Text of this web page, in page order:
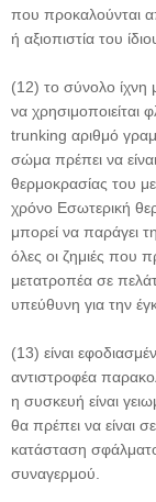
που προκαλούνται
ή αξιοπιστία του
(12) το σύνολο ίχνη
να χρησιμοποιείται
trunking αριθμό
σώμα πρέπει να
θερμοκρασίας του
χρόνο Εσωτερική
μπορεί να παράγει
όλες οι ζημιές που
μετατροπέα σε
υπεύθυνη για την
(13) είναι
αντιστροφέα
η συσκευή είναι
θα πρέπει να είναι
κατάσταση
συναγερμού.